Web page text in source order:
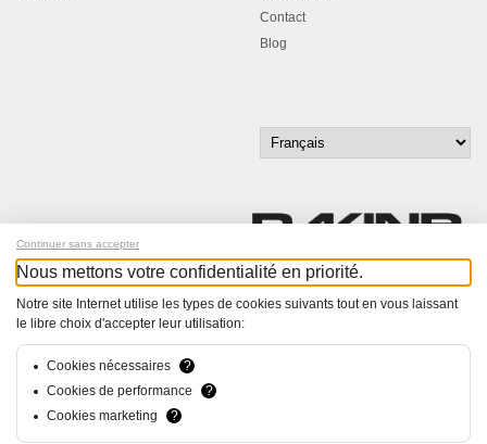
Contact
Blog
© Bucher+Walt 2011-2026
Tous droits réservés - Informations non contractuelles
hsolutions.ch
Continuer sans accepter
Nous mettons votre confidentialité en priorité.
Notre site Internet utilise les types de cookies suivants tout en vous laissant
le libre choix d'accepter leur utilisation:
Cookies nécessaires
?
Cookies de performance
?
Cookies marketing
?